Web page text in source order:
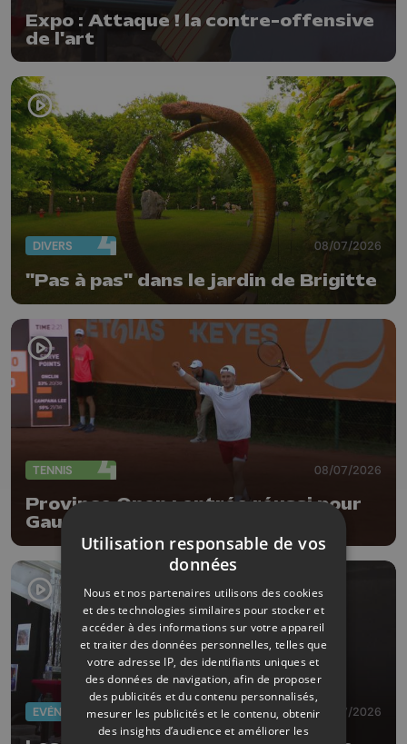
Expo : Attaque ! la contre-offensive
de l'art
DIVERS 08/07/2026
"Pas à pas" dans le jardin de Brigitte
TENNIS 08/07/2026
Province Open : entrée réussi pour
Gauthier Onclin !
EVÈNEMENTS 03/07/2026
Utilisation responsable de vos
données
Nous et nos partenaires utilisons des cookies
et des technologies similaires pour stocker et
accéder à des informations sur votre appareil
et traiter des données personnelles, telles que
votre adresse IP, des identifiants uniques et
des données de navigation, afin de proposer
des publicités et du contenu personnalisés,
mesurer les publicités et le contenu, obtenir
des insights d’audience et améliorer les